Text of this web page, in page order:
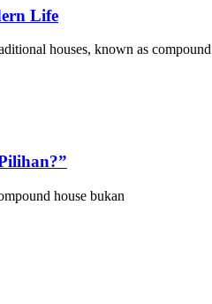
Life
houses, known as compound
house bukan